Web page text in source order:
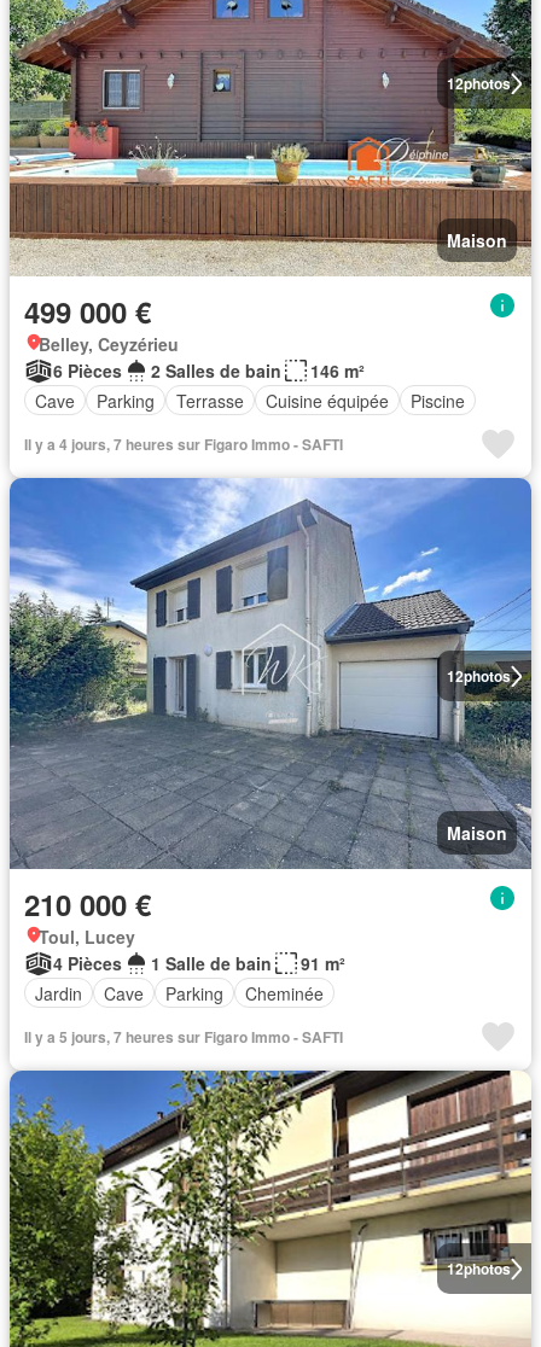
12photos
Maison
499 000 €
Belley, Ceyzérieu
6 Pièces
2 Salles de bain
146 m²
Cave
Parking Terrasse Cuisine équipée Piscine
Il y a 4 jours, 7 heures sur Figaro Immo - SAFTI
12photos
Maison
210 000 €
Toul, Lucey
4 Pièces
1 Salle de bain
91 m²
Jardin
Cave Parking Cheminée
Il y a 5 jours, 7 heures sur Figaro Immo - SAFTI
12photos